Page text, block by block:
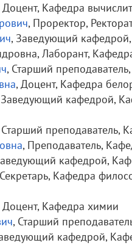
Доцент, Кафедра
, Проректор,
, Заведующий
Лаборант,
, Старший
, Доцент, Кафедра
кафедрой,
Старший преподаватель,
, Преподаватель,
кафедрой,
Кафедра
Доцент, Кафедра химии
, Старший
кафедрой,